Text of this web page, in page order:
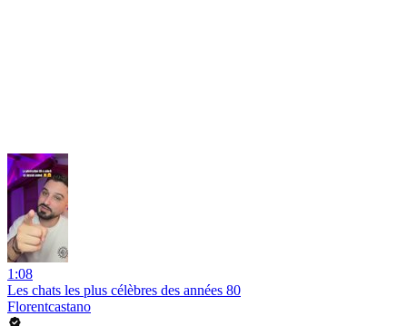
1:08
Les chats les plus célèbres des années 80
Florentcastano